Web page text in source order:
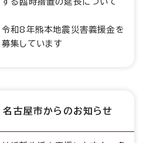
令和8年熊本地震災害義援金を
募集しています
名古屋市からのお知らせ